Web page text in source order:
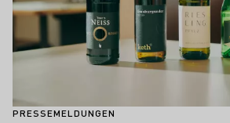
PRESSEMELDUNGEN